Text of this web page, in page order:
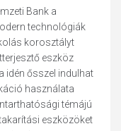
Bank a
technológiák
korosztályt
eszköz
idén ősszel indulhat
használata
témájú
eszközöket